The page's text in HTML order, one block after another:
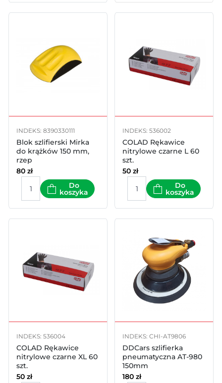
INDEKS: 8390330111
Blok szlifierski Mirka
do krążków 150 mm,
rzep
80 zł
Do
koszyka
INDEKS: 536002
COLAD Rękawice
nitrylowe czarne L 60
szt.
50 zł
Do
koszyka
INDEKS: 536004
COLAD Rękawice
nitrylowe czarne XL 60
szt.
50 zł
INDEKS: CHI-AT9806
DDCars szlifierka
pneumatyczna AT-980
150mm
180 zł